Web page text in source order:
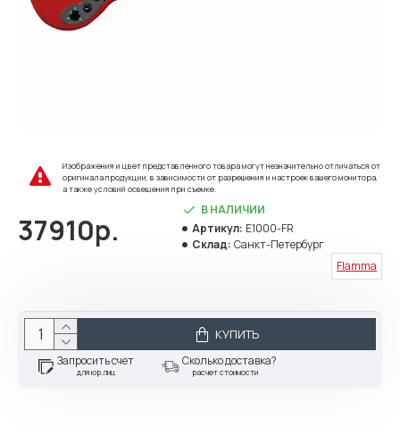
Изображения и цвет представленного товара могут незначительно отличаться от
оригинала продукции, в зависимости от разрешения и настроек вашего монитора,
а также условий освещения при съемке.
37910р.
В НАЛИЧИИ
Артикул: E1000-FR
Склад: Санкт-Петербург
Flamma
КУПИТЬ
Запросить счет
для юр.лиц
Сколько доставка?
расчет стоимости